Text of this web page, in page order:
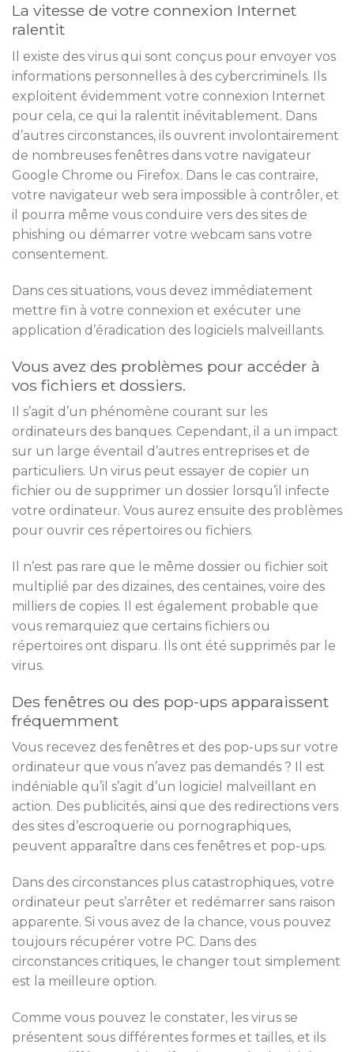
La vitesse de votre connexion Internet
ralentit
Il existe des virus qui sont conçus pour envoyer vos
informations personnelles à des cybercriminels. Ils
exploitent évidemment votre connexion Internet
pour cela, ce qui la ralentit inévitablement. Dans
d’autres circonstances, ils ouvrent involontairement
de nombreuses fenêtres dans votre navigateur
Google Chrome ou Firefox. Dans le cas contraire,
votre navigateur web sera impossible à contrôler, et
il pourra même vous conduire vers des sites de
phishing ou démarrer votre webcam sans votre
consentement.
Dans ces situations, vous devez immédiatement
mettre fin à votre connexion et exécuter une
application d’éradication des logiciels malveillants.
Vous avez des problèmes pour accéder à
vos fichiers et dossiers.
Il s’agit d’un phénomène courant sur les
ordinateurs des banques. Cependant, il a un impact
sur un large éventail d’autres entreprises et de
particuliers. Un virus peut essayer de copier un
fichier ou de supprimer un dossier lorsqu’il infecte
votre ordinateur. Vous aurez ensuite des problèmes
pour ouvrir ces répertoires ou fichiers.
Il n’est pas rare que le même dossier ou fichier soit
multiplié par des dizaines, des centaines, voire des
milliers de copies. Il est également probable que
vous remarquiez que certains fichiers ou
répertoires ont disparu. Ils ont été supprimés par le
virus.
Des fenêtres ou des pop-ups apparaissent
fréquemment
Vous recevez des fenêtres et des pop-ups sur votre
ordinateur que vous n’avez pas demandés ? Il est
indéniable qu’il s’agit d’un logiciel malveillant en
action. Des publicités, ainsi que des redirections vers
des sites d’escroquerie ou pornographiques,
peuvent apparaître dans ces fenêtres et pop-ups.
Dans des circonstances plus catastrophiques, votre
ordinateur peut s’arrêter et redémarrer sans raison
apparente. Si vous avez de la chance, vous pouvez
toujours récupérer votre PC. Dans des
circonstances critiques, le changer tout simplement
est la meilleure option.
Comme vous pouvez le constater, les virus se
présentent sous différentes formes et tailles, et ils